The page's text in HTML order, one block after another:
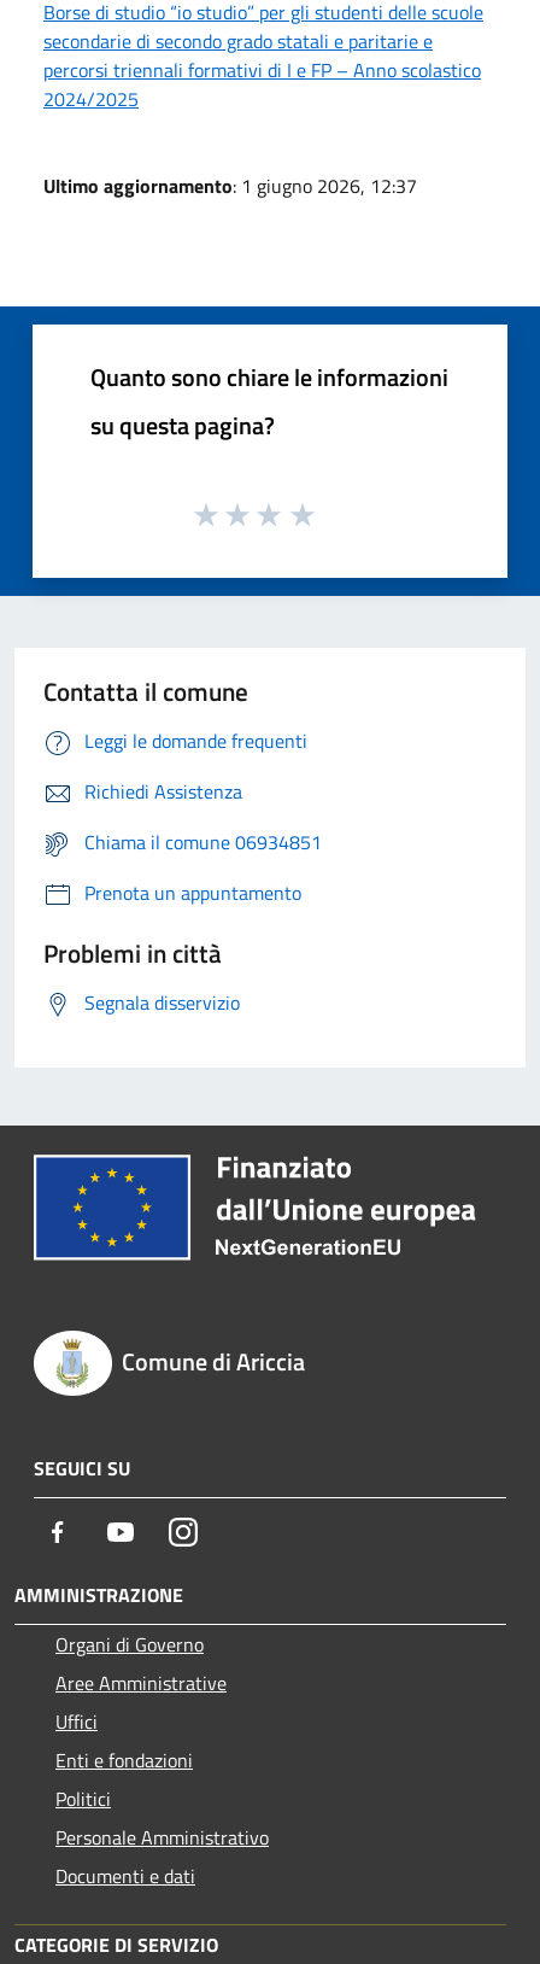
Borse di studio “io studio” per gli studenti delle scuole
secondarie di secondo grado statali e paritarie e
percorsi triennali formativi di I e FP – Anno scolastico
2024/2025
Ultimo aggiornamento: 1 giugno 2026, 12:37
Quanto sono chiare le informazioni
su questa pagina?
Contatta il comune
Leggi le domande frequenti
Richiedi Assistenza
Chiama il comune 06934851
Prenota un appuntamento
Problemi in città
Segnala disservizio
Comune di Ariccia
SEGUICI SU
Facebook YoutubeInstagram
AMMINISTRAZIONE
Organi di Governo
Aree Amministrative
Uffici
Enti e fondazioni
Politici
Personale Amministrativo
Documenti e dati
CATEGORIE DI SERVIZIO